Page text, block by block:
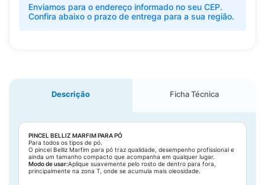
Enviamos para o endereço informado no seu CEP.
Confira abaixo o prazo de entrega para a sua região.
Descrição Ficha Técnica
PINCEL BELLIZ MARFIM PARA PÓ
Para todos os tipos de pó.
O pincel Belliz Marfim para pó traz qualidade, desempenho profissional e
ainda um tamanho compacto que acompanha em qualquer lugar.
Modo de usar:Aplique suavemente pelo rosto de dentro para fora,
principalmente na zona T, onde se acumula mais oleosidade.